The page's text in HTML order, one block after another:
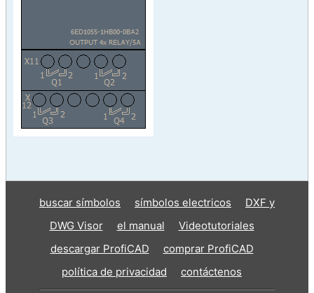
buscar símbolos símbolos electricos
DXF y
DWG Visor
el manual
Videotutoriales
descargar ProfiCAD
comprar ProfiCAD
política de privacidad
contáctenos